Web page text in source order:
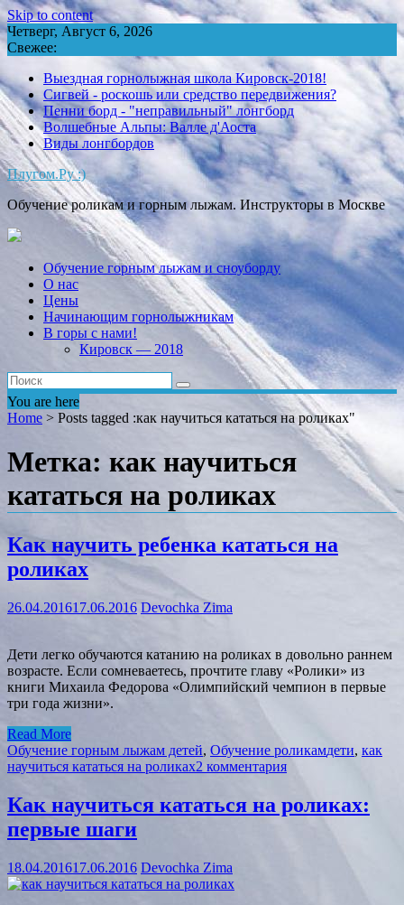
Skip to content
Четверг, Август 6, 2026
Свежее:
Выездная горнолыжная школа Кировск-2018!
Сигвей - роскошь или средство передвижения?
Пенни борд - "неправильный" лонгборд
Волшебные Альпы: Валле д'Аоста
Виды лонгбордов
Плугом.Ру :)
Обучение роликам и горным лыжам. Инструкторы в Москве
Обучение горным лыжам и сноуборду
О нас
Цены
Начинающим горнолыжникам
В горы с нами!
Кировск — 2018
You are here
Home > Posts tagged :как научиться кататься на роликах"
Метка: как научиться
кататься на роликах
Как научить ребенка кататься на
роликах
26.04.201617.06.2016 Devochka Zima
Дети легко обучаются катанию на роликах в довольно раннем
возрасте. Если сомневаетесь, прочтите главу «Ролики» из
книги Михаила Федорова «Олимпийский чемпион в первые
три года жизни».
Read More
Обучение горным лыжам детей, Обучение роликамдети, как
научиться кататься на роликах2 комментария
Как научиться кататься на роликах:
первые шаги
18.04.201617.06.2016 Devochka Zima